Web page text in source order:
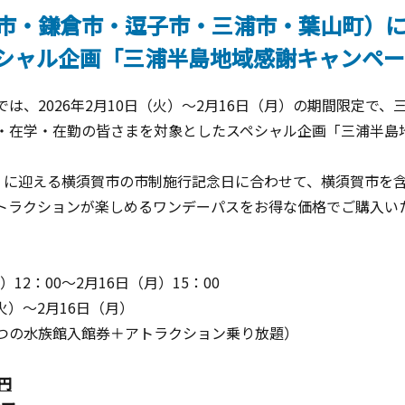
・鎌倉市・逗子市・三浦市・葉山町）
ャル企画「三浦半島地域感謝キャンペ
、2026年2月10日（火）～2月16日（月）の期間限定で、
学・在勤の皆さまを対象としたスペシャル企画「三浦半
迎える横須賀市の市制施行記念日に合わせて、横須賀市を
クションが楽しめるワンデーパスをお得な価格でご購入
12：00～2月16日（月）15：00
～2月16日（月）
族館入館券＋アトラクション乗り放題）